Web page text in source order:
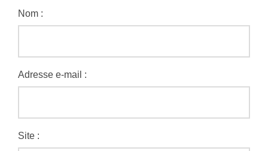
Nom :
Adresse e-mail :
Site :